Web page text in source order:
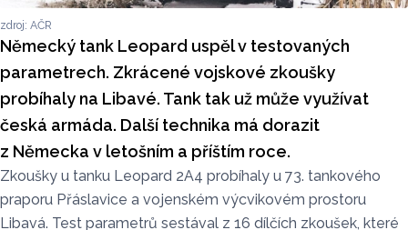
zdroj: AČR
Německý tank Leopard uspěl v testovaných
parametrech. Zkrácené vojskové zkoušky
probíhaly na Libavé. Tank tak už může využívat
česká armáda. Další technika má dorazit
z Německa v letošním a příštím roce.
Zkoušky u tanku Leopard 2A4 probíhaly u 73. tankového
praporu Přáslavice a vojenském výcvikovém prostoru
Libavá. Test parametrů sestával z 16 dílčích zkoušek, které